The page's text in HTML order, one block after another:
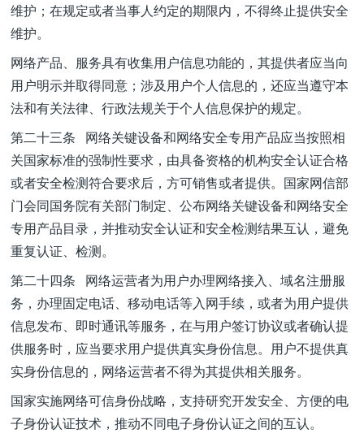
维护；在规定或者当事人约定的期限内，不得终止提供安全
维护。
网络产品、服务具有收集用户信息功能的，其提供者应当向
用户明示并取得同意；涉及用户个人信息的，还应当遵守本
法和有关法律、行政法规关于个人信息保护的规定。
第二十三条 网络关键设备和网络安全专用产品应当按照相
关国家标准的强制性要求，由具备资格的机构安全认证合格
或者安全检测符合要求后，方可销售或者提供。国家网信部
门会同国务院有关部门制定、公布网络关键设备和网络安全
专用产品目录，并推动安全认证和安全检测结果互认，避免
重复认证、检测。
第二十四条 网络运营者为用户办理网络接入、域名注册服
务，办理固定电话、移动电话等入网手续，或者为用户提供
信息发布、即时通讯等服务，在与用户签订协议或者确认提
供服务时，应当要求用户提供真实身份信息。用户不提供真
实身份信息的，网络运营者不得为其提供相关服务。
国家实施网络可信身份战略，支持研究开发安全、方便的电
子身份认证技术，推动不同电子身份认证之间的互认。